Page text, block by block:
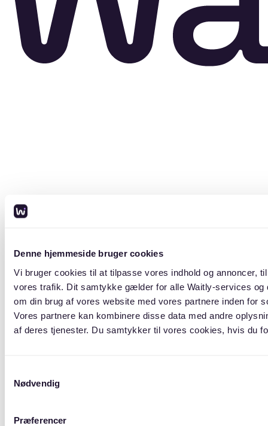
Denne hjemmeside bruger cookies
Vi bruger cookies til at tilpasse vores indhold og annoncer,
vores trafik. Dit samtykke gælder for alle Waitly-services
om din brug af vores website med vores partnere inden for
Vores partnere kan kombinere disse data med andre
af deres tjenester. Du samtykker til vores cookies, hvis du
Nødvendig
Præferencer